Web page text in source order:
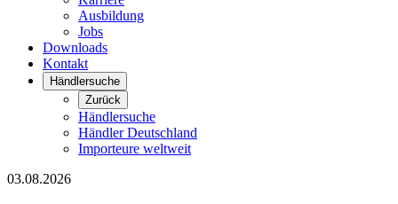
Ausbildung
Jobs
Downloads
Kontakt
Händlersuche
Zurück
Händlersuche
Händler Deutschland
Importeure weltweit
03.08.2026